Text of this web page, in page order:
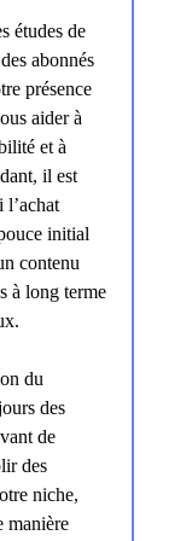
études de
abonnés
présence
aider à
et à
il est
l’achat
initial
contenu
à long terme
du
des
de
des
niche,
manière